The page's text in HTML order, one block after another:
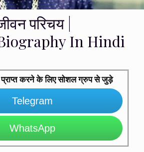
परिचय |
In Hindi
प्राप्त करने के लिए सोशल ग्रुप से जुड़े
Telegram
WhatsApp